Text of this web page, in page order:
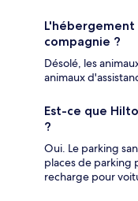
compagnie ?
Désolé, les
animaux
Est-ce que
?
Oui. Le parking
places de parking
recharge pour